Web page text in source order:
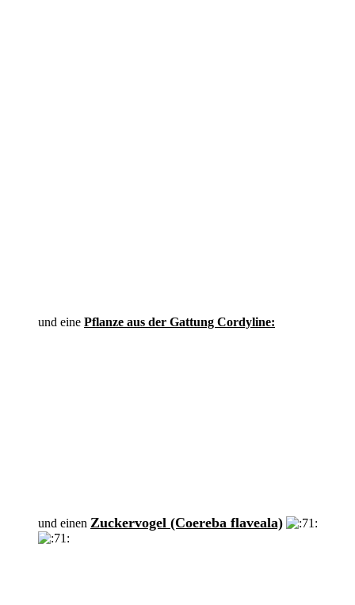
und eine Pflanze aus der Gattung Cordyline:
und einen Zuckervogel (Coereba flaveala)